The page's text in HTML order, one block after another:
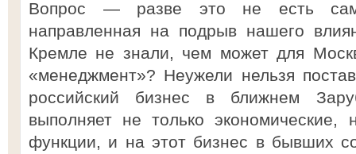
Вопрос — разве это не есть
направленная на подрыв нашего
Кремле не знали, чем может для
«менеджмент»? Неужели нельзя
российский бизнес в ближнем
выполняет не только
функции, и на этот бизнес в бывших